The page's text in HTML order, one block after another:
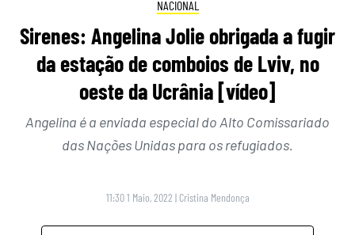
NACIONAL
Sirenes: Angelina Jolie obrigada a fugir
da estação de comboios de Lviv, no
oeste da Ucrânia [vídeo]
Angelina é a enviada especial do Alto Comissariado
das Nações Unidas para os refugiados.
11:30 1 Maio, 2022 | Cristina Mendonça